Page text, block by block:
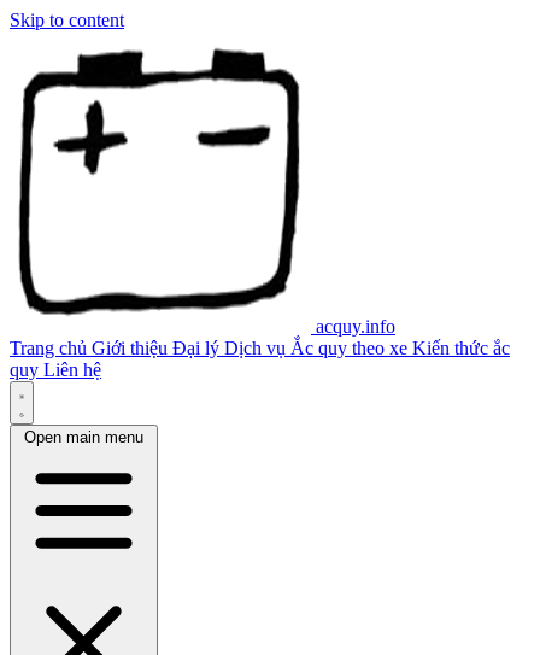
Skip to content
acquy.info
Trang chủ Giới thiệu Đại lý Dịch vụ Ắc quy theo xe Kiến thức ắc
quy Liên hệ
Open main menu